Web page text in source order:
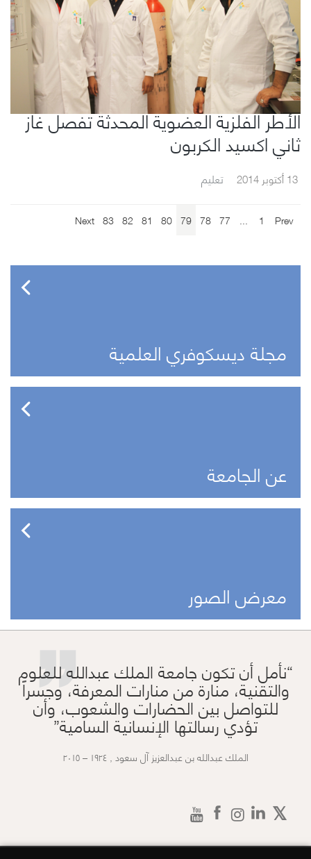
الأطر الفلزية العضوية المحدثة تفصل غاز
ثاني اكسيد الكربون
13 أكتوبر 2014 تعليم
Prev
1
...
77
78
79
80
81
82
83
Next
مجلة ديسكوفري العلمية
عن الجامعة
معرض الصور ”
نأمل أن تكون جامعة الملك عبدالله للعلوم
والتقنية، منارة من منارات المعرفة، وجسراً
للتواصل بين الحضارات والشعوب، وأن
تؤدي رسالتها الإنسانية السامية
الملك عبدالله بن عبدالعزيز آل سعود , ١٩٢٤ – ٢٠١٥